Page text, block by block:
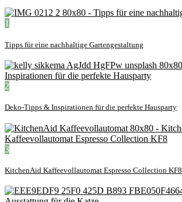
1
Tipps für eine nachhaltige Gartengestaltung
2
Deko-Tipps & Inspirationen für die perfekte Hausparty
3
KitchenAid Kaffeevollautomat Espresso Collection KF8